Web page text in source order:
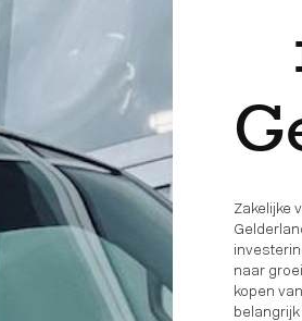
Zakelijke
naar
kopen